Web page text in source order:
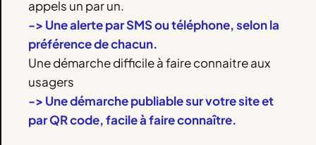
appels un par un.
-> Une alerte par SMS ou téléphone, selon la
préférence de chacun.
Une démarche difficile à faire connaitre aux
usagers
-> Une démarche publiable sur votre site et
par QR code, facile à faire connaître.